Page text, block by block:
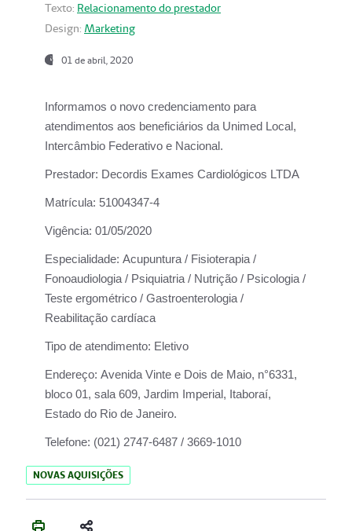
Texto: Relacionamento do prestador
Design: Marketing
01 de abril, 2020
Informamos o novo credenciamento para
atendimentos aos beneficiários da Unimed Local,
Intercâmbio Federativo e Nacional.
Prestador: Decordis Exames Cardiológicos LTDA
Matrícula: 51004347-4
Vigência: 01/05/2020
Especialidade: Acupuntura / Fisioterapia /
Fonoaudiologia / Psiquiatria / Nutrição / Psicologia /
Teste ergométrico / Gastroenterologia /
Reabilitação cardíaca
Tipo de atendimento: Eletivo
Endereço: Avenida Vinte e Dois de Maio, n°6331,
bloco 01, sala 609, Jardim Imperial, Itaboraí,
Estado do Rio de Janeiro.
Telefone: (021) 2747-6487 / 3669-1010
NOVAS AQUISIÇÕES